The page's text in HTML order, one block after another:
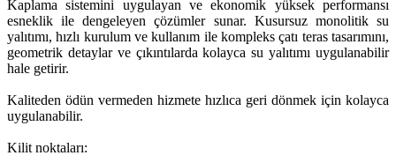
Kaplama sistemini uygulayan ve ekonomik yüksek performansı
esneklik ile dengeleyen çözümler sunar. Kusursuz monolitik su
yalıtımı, hızlı kurulum ve kullanım ile kompleks çatı teras tasarımını,
geometrik detaylar ve çıkıntılarda kolayca su yalıtımı uygulanabilir
hale getirir.
Kaliteden ödün vermeden hizmete hızlıca geri dönmek için kolayca
uygulanabilir.
Kilit noktaları: